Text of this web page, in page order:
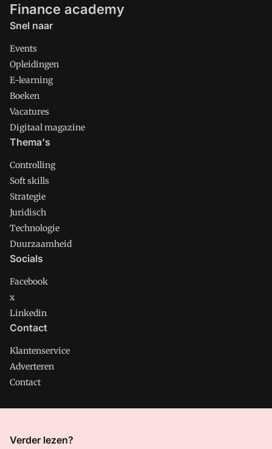
Finance academy
Snel naar
Events
Opleidingen
E-learning
Boeken
Vacatures
Digitaal magazine
Thema's
Controlling
Soft skills
Strategie
Juridisch
Technologie
Duurzaamheid
Socials
Facebook
x
Linkedin
Contact
Klantenservice
Adverteren
Contact
CMweb is onderdeel van VMN media. Lees in
Verder lezen?